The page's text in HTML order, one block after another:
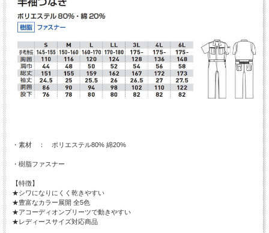
・素材 ： ポリエステル80% 綿20%
・樹脂ファスナー
【特徴】
★シワになりにくく乾きやすい
★豊富なカラー展開 全5色
★アコーディオンプリーツで動きやすい
★レディースサイズ対応商品